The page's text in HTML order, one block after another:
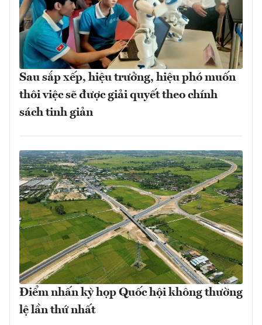
Sau sắp xếp, hiệu trưởng, hiệu phó muốn
thôi việc sẽ được giải quyết theo chính
sách tinh giản
Điểm nhấn kỳ họp Quốc hội không thường
lệ lần thứ nhất